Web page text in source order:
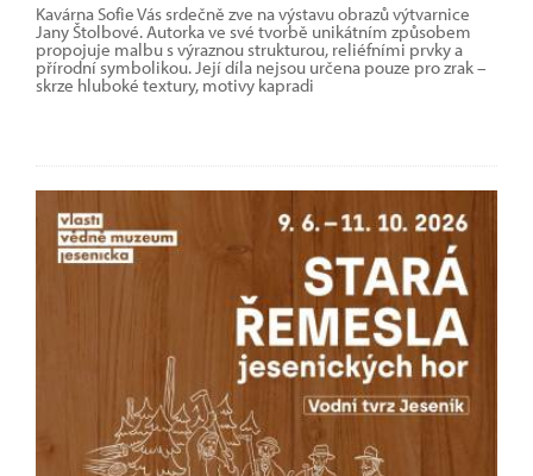
Kavárna Sofie Vás srdečně zve na výstavu obrazů výtvarnice
Jany Štolbové. Autorka ve své tvorbě unikátním způsobem
propojuje malbu s výraznou strukturou, reliéfními prvky a
přírodní symbolikou. Její díla nejsou určena pouze pro zrak –
skrze hluboké textury, motivy kapradi